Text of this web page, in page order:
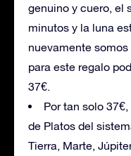
genuino y cuero, el
minutos y la luna
nuevamente
para este regalo
37€.
Por tan solo
de Platos del
Tierra, Marte,